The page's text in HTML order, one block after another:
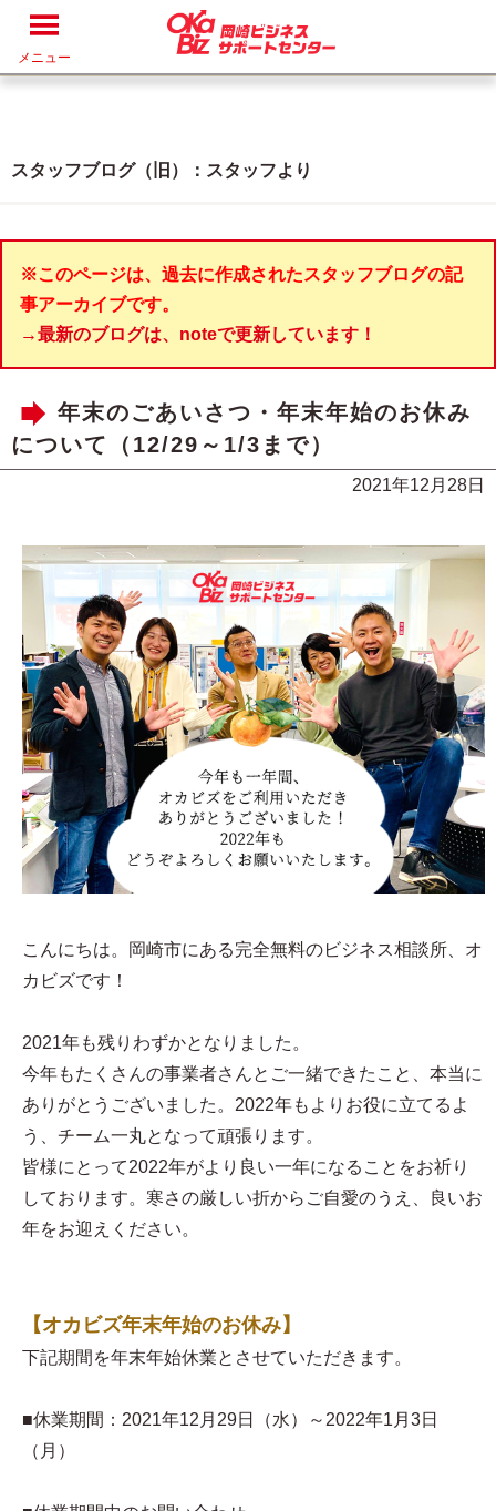
メニュー
スタッフブログ（旧）：スタッフより
※このページは、過去に作成されたスタッフブログの記
事アーカイブです。
→最新のブログは、noteで更新しています！
年末のごあいさつ・年末年始のお休み
について（12/29～1/3まで）
2021年12月28日
こんにちは。岡崎市にある完全無料のビジネス相談所、オ
カビズです！
2021年も残りわずかとなりました。
今年もたくさんの事業者さんとご一緒できたこと、本当に
ありがとうございました。2022年もよりお役に立てるよ
う、チーム一丸となって頑張ります。
皆様にとって2022年がより良い一年になることをお祈り
しております。寒さの厳しい折からご自愛のうえ、良いお
年をお迎えください。
【オカビズ年末年始のお休み】
下記期間を年末年始休業とさせていただきます。
■休業期間：2021年12月29日（水）～2022年1月3日
（月）